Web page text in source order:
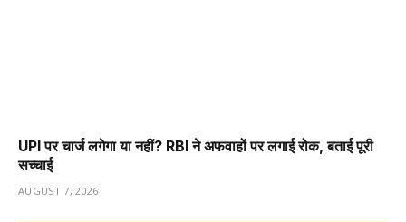
UPI पर चार्ज लगेगा या नहीं? RBI ने अफवाहों पर लगाई रोक, बताई पूरी
सच्चाई
AUGUST 7, 2026